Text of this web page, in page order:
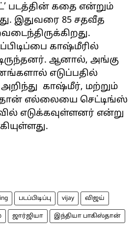
படத்தின் கதை என்றும்
இதுவரை 85 சதவீத
காஷ்மீரில்
ஆனால், அங்கு
எடுப்பதில்
காஷ்மீர், மற்றும்
எல்லையை செட்டிங்ஸ்
எடுக்கவுள்ளனர் என்று
படப்பிடிப்பு vijay விஜய்
ஜார்ஜியா இந்தியா பாகிஸ்தான்